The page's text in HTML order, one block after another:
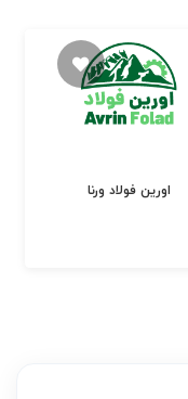
اورین فولاد ورنا